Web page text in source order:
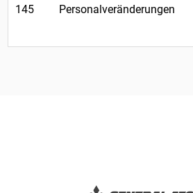
145 Personalveränderungen